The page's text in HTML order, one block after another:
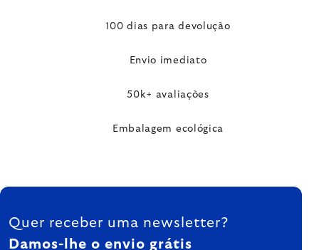
100 dias para devolução
Envio imediato
50k+ avaliações
Embalagem ecológica
FOOTER
Quer receber uma newsletter?
Damos-lhe o envio grátis